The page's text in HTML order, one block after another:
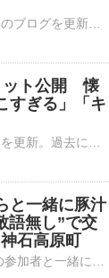
ット公開 懐
すぎる」「キ
と一緒に豚汁
語無し”で交
石高原町